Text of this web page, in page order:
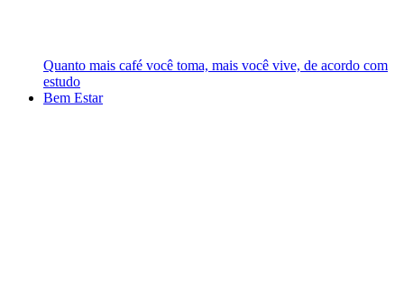
Quanto mais café você toma, mais você vive, de acordo com
estudo
Bem Estar